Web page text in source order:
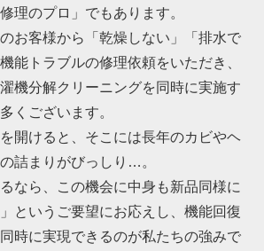
、放置すると故障に繋がります。
内部に繊維くずやヘドロ状の汚れ
されない」「排水エラーが出る」
川市で急増しています。
ご家庭でのお手入れには限界があ
る洗濯機分解クリーニングが不可
は、柳川市にて数多くの洗濯機分
行い、内部の深刻な詰まりを解消
理のプロ」でもあります。
お客様から「乾燥しない」「排水で
能トラブルの修理依頼をいただき、
機分解クリーニングを同時に実施す
くございます。
開けると、そこには長年のカビやヘ
詰まりがびっしり…。
なら、この機会に中身も新品同様に
というご要望にお応えし、機能回復
時に実現できるのが私たちの強みで